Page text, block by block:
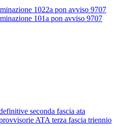
1022a pon avviso 9707
101a pon avviso 9707
seconda fascia ata
ATA terza fascia triennio